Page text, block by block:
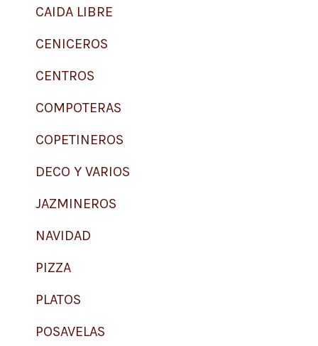
CAIDA LIBRE
CENICEROS
CENTROS
COMPOTERAS
COPETINEROS
DECO Y VARIOS
JAZMINEROS
NAVIDAD
PIZZA
PLATOS
POSAVELAS